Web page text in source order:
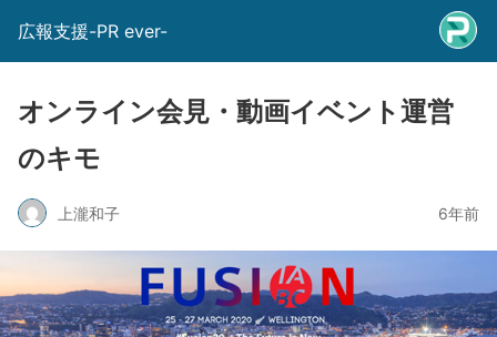
広報支援-PR ever-
オンライン会見・動画イベント運営
のキモ
上瀧和子 6年前